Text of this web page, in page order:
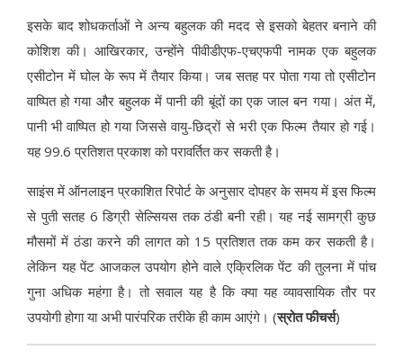
इसके बाद शोधकर्ताओं ने अन्य बहुलक की मदद से इसको बेहतर बनाने की
कोशिश की। आखिरकार, उन्होंने पीवीडीएफ-एचएफपी नामक एक बहुलक
एसीटोन में घोल के रूप में तैयार किया। जब सतह पर पोता गया तो एसीटोन
वाष्पित हो गया और बहुलक में पानी की बूंदों का एक जाल बन गया। अंत में,
पानी भी वाष्पित हो गया जिससे वायु-छिद्रों से भरी एक फिल्म तैयार हो गई।
यह 99.6 प्रतिशत प्रकाश को परावर्तित कर सकती है।
साइंस में ऑनलाइन प्रकाशित रिपोर्ट के अनुसार दोपहर के समय में इस फिल्म
से पुती सतह 6 डिग्री सेल्सियस तक ठंडी बनी रही। यह नई सामग्री कुछ
मौसमों में ठंडा करने की लागत को 15 प्रतिशत तक कम कर सकती है।
लेकिन यह पेंट आजकल उपयोग होने वाले एक्रिलिक पेंट की तुलना में पांच
गुना अधिक महंगा है। तो सवाल यह है कि क्या यह व्यावसायिक तौर पर
उपयोगी होगा या अभी पारंपरिक तरीके ही काम आएंगे। (स्रोत फीचर्स)